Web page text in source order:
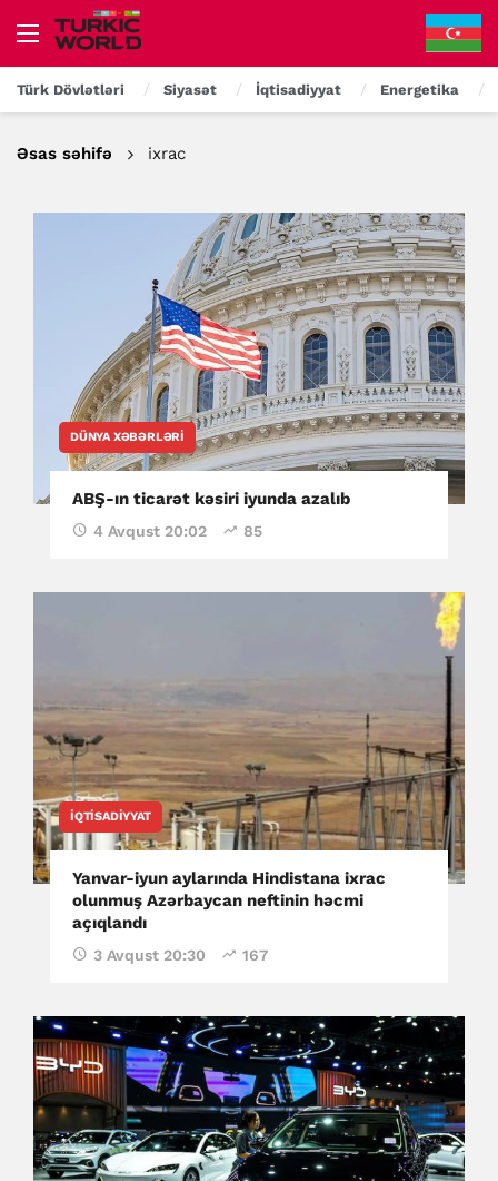
Türk Dövlətləri Siyasət İqtisadiyyat Energetika
Əsas səhifə ixrac
DÜNYA XƏBƏRLƏRI
ABŞ-ın ticarət kəsiri iyunda azalıb
4 Avqust 20:02 85
İQTISADIYYAT
Yanvar-iyun aylarında Hindistana ixrac
olunmuş Azərbaycan neftinin həcmi
açıqlandı
3 Avqust 20:30 167